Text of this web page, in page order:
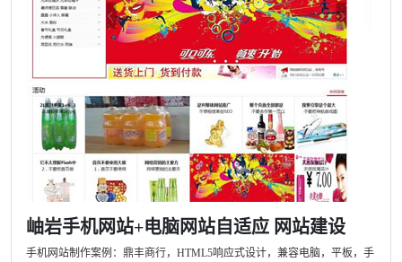
岫岩手机网站+电脑网站自适应 网站建设
手机网站制作案例：鼎丰商行，HTML5响应式设计，兼容电脑，平板，手